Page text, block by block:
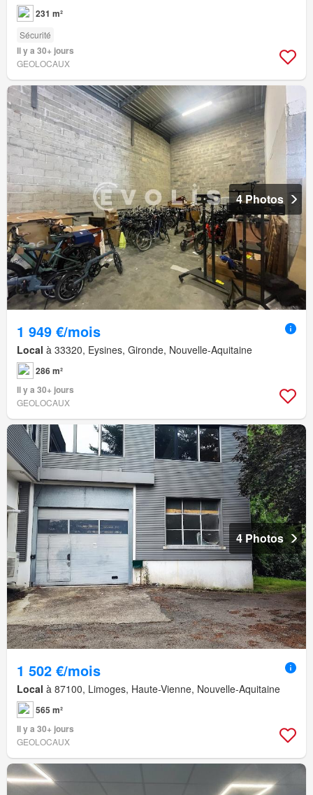
231 m²
Sécurité
Il y a 30+ jours
GEOLOCAUX
4 Photos
1 949 €/mois
Local à 33320, Eysines, Gironde, Nouvelle-Aquitaine
286 m²
Il y a 30+ jours
GEOLOCAUX
4 Photos
1 502 €/mois
Local à 87100, Limoges, Haute-Vienne, Nouvelle-Aquitaine
565 m²
Il y a 30+ jours
GEOLOCAUX